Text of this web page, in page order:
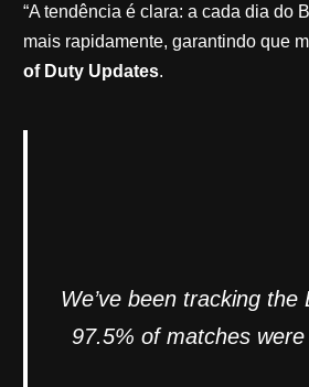
“A tendência é clara: a cada dia do
mais rapidamente, garantindo que
of Duty Updates.
We’ve been tracking
97.5% of matches